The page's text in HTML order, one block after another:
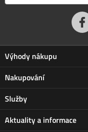
Výhody nákupu
Proč nakupovat u nás
3letá záruka Jarabák
Vrácení zboží do 30 dnů
Prodloužená záruka
Nakupování
Obchodní podmínky
Doprava a platba
Vrácení zboží
Služby
Servis
Aktuality a informace